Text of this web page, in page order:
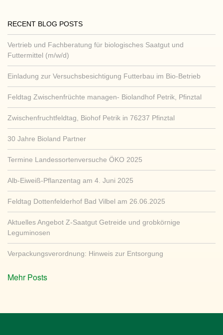
RECENT BLOG POSTS
Vertrieb und Fachberatung für biologisches Saatgut und
Futtermittel (m/w/d)
Einladung zur Versuchsbesichtigung Futterbau im Bio-Betrieb
Feldtag Zwischenfrüchte managen- Biolandhof Petrik, Pfinztal
Zwischenfruchtfeldtag, Biohof Petrik in 76237 Pfinztal
30 Jahre Bioland Partner
Termine Landessortenversuche ÖKO 2025
Alb-Eiweiß-Pflanzentag am 4. Juni 2025
Feldtag Dottenfelderhof Bad Vilbel am 26.06.2025
Aktuelles Angebot Z-Saatgut Getreide und grobkörnige
Leguminosen
Verpackungsverordnung: Hinweis zur Entsorgung
Mehr Posts